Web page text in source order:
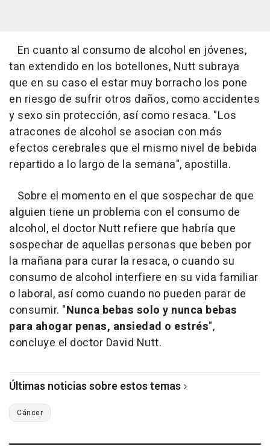
En cuanto al consumo de alcohol en jóvenes,
tan extendido en los botellones, Nutt subraya
que en su caso el estar muy borracho los pone
en riesgo de sufrir otros daños, como accidentes
y sexo sin protección, así como resaca. "Los
atracones de alcohol se asocian con más
efectos cerebrales que el mismo nivel de bebida
repartido a lo largo de la semana", apostilla.
Sobre el momento en el que sospechar de que
alguien tiene un problema con el consumo de
alcohol, el doctor Nutt refiere que habría que
sospechar de aquellas personas que beben por
la mañana para curar la resaca, o cuando su
consumo de alcohol interfiere en su vida familiar
o laboral, así como cuando no pueden parar de
consumir. "Nunca bebas solo y nunca bebas
para ahogar penas, ansiedad o estrés",
concluye el doctor David Nutt.
Últimas noticias sobre estos temas
Cáncer